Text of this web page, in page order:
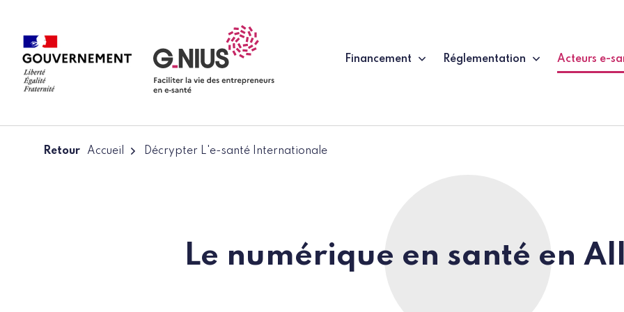
Financement Réglementation
Acteurs e-
(page
Retour Accueil Décrypter L'e-santé Internationale
Le numérique en santé en